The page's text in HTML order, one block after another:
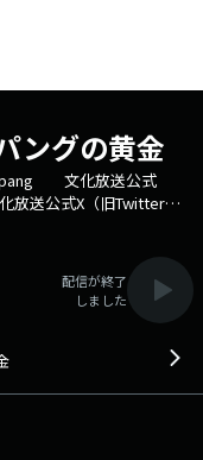
ングの黄金
文化放送公式
放送公式X（旧Twitter）
ページは
配信が終了
しました